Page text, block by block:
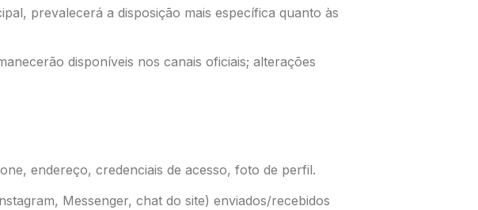
prevalecerá a disposição mais específica quanto às
disponíveis nos canais oficiais; alterações
endereço, credenciais de acesso, foto de perfil.
Messenger, chat do site) enviados/recebidos